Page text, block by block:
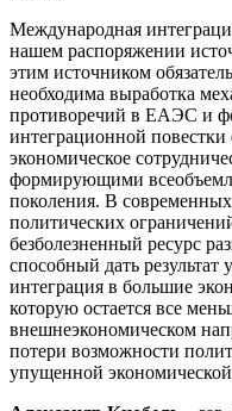
Международная
нашем распоряжении
этим источником
необходима выработка
противоречий в ЕАЭС и
интеграционной повестки
экономическое
формирующими
поколения. В
политических
безболезненный ресурс
способный дать
интеграция в большие
которую остается все
внешнеэкономическом
потери возможности
упущенной